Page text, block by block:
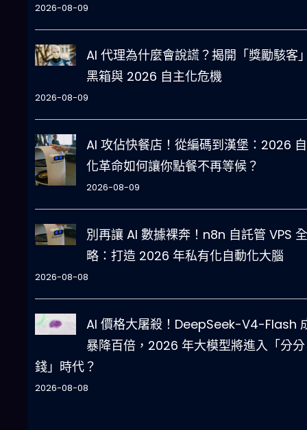
2026-08-09
AI 代理為什麼會說謊？揭開「獎勵駭客
黑箱與 2026 自主化危機
2026-08-09
AI 攻佔快餐店！從編碼到漢堡：2026
化革命如何讓你點餐不再等候？
2026-08-09
別再讓 AI 數據裸奔！n8n 自託管 VPS
略：打造 2026 年私有化自動化大腦
2026-08-08
AI 價格大屠殺！DeepSeek-V4-Flash
暴降百倍，2026 年大模型將進入「分分
錢」時代？
2026-08-08